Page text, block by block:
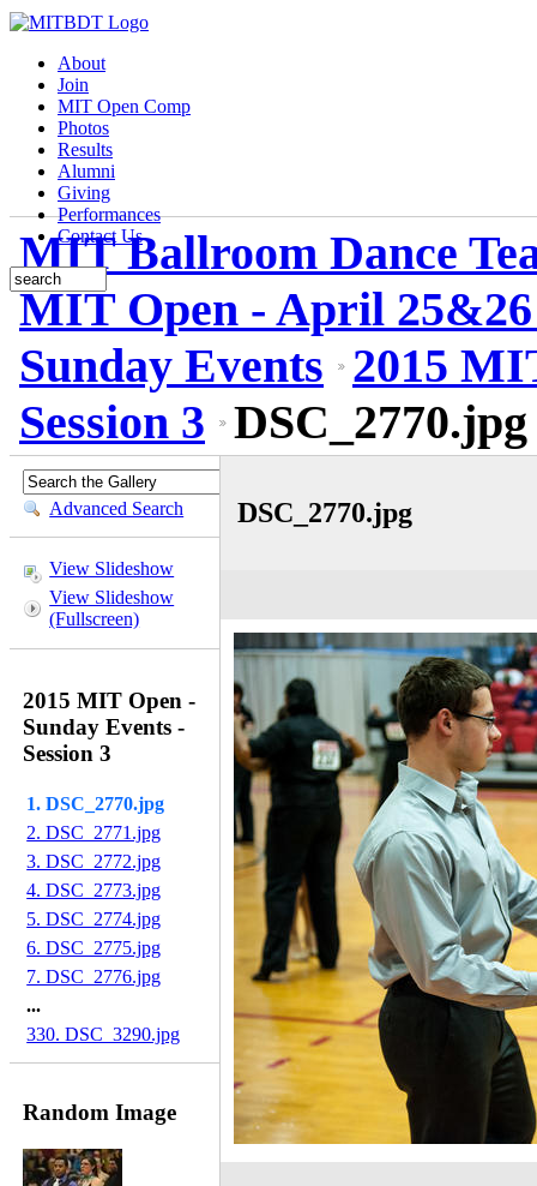
About
Join
MIT Open Comp
Photos
Results
Alumni
Giving
Performances
Contact Us
MIT Ballroom Dance
MIT Open - April 25&26
Sunday Events 2015
Session 3 DSC_2770.jpg
Advanced Search
View Slideshow
View Slideshow
(Fullscreen)
2015 MIT Open -
Sunday Events -
Session 3
1. DSC_2770.jpg
2. DSC_2771.jpg
3. DSC_2772.jpg
4. DSC_2773.jpg
5. DSC_2774.jpg
6. DSC_2775.jpg
7. DSC_2776.jpg
...
330. DSC_3290.jpg
Random Image
DSC_2770.jpg